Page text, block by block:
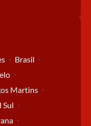
Brasil
Martins
Sul